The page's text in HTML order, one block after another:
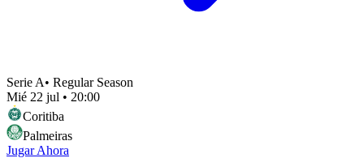
Serie A• Regular Season
Mié 22 jul • 20:00
Coritiba
Palmeiras
Jugar Ahora